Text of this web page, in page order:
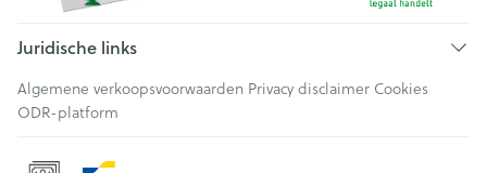
Juridische links
Algemene verkoopsvoorwaarden Privacy disclaimer Cookies
ODR-platform